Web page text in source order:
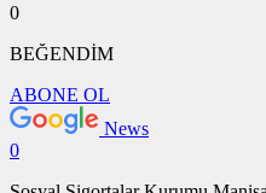
0
BEĞENDİM
ABONE OL
News
0